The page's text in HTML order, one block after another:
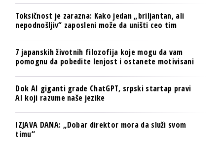
Toksičnost je zarazna: Kako jedan „briljantan, ali
nepodnošljiv“ zaposleni može da uništi ceo tim
7 japanskih životnih filozofija koje mogu da vam
pomognu da pobedite lenjost i ostanete motivisani
Dok AI giganti grade ChatGPT, srpski startap pravi
AI koji razume naše jezike
IZJAVA DANA: „Dobar direktor mora da služi svom
timu“